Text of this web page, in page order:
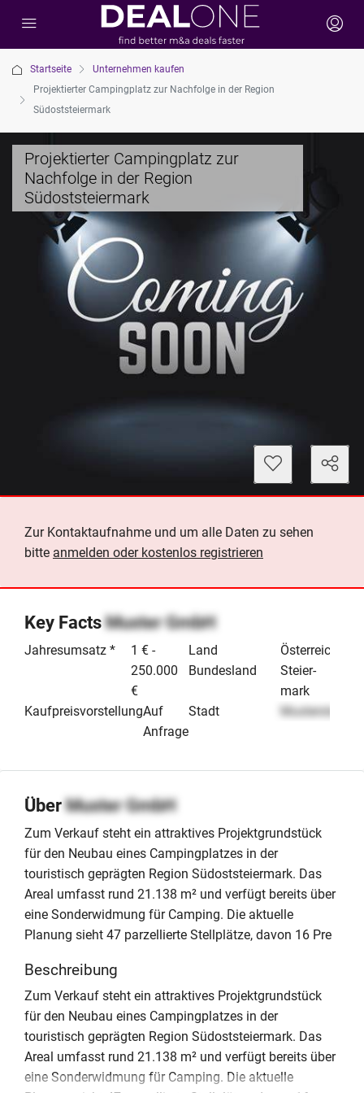
Startseite
Unternehmen kaufen
Projektierter Campingplatz zur Nachfolge in der Region
Südoststeiermark
Projektierter Campingplatz zur
Nachfolge in der Region
Südoststeiermark
Zur Kontaktaufnahme und um alle Daten zu sehen
bitte anmelden oder kostenlos registrieren
Key FactsMuster GmbH
Jahresumsatz *
1 € -
250.000
€
KaufpreisvorstellungAuf
Anfrage
Land
Österreich
Bundesland
Steier­
mark
Stadt
Musterstadt
ÜberMuster GmbH
Zum Verkauf steht ein attraktives Projektgrundstück
für den Neubau eines Campingplatzes in der
touristisch geprägten Region Südoststeiermark. Das
Areal umfasst rund 21.138 m² und verfügt bereits über
eine Sonderwidmung für Camping. Die aktuelle
Planung sieht 47 parzellierte Stellplätze, davon 16 Pre
Beschreibung
Zum Verkauf steht ein attraktives Projektgrundstück
für den Neubau eines Campingplatzes in der
touristisch geprägten Region Südoststeiermark. Das
Areal umfasst rund 21.138 m² und verfügt bereits über
eine Sonderwidmung für Camping. Die aktuelle